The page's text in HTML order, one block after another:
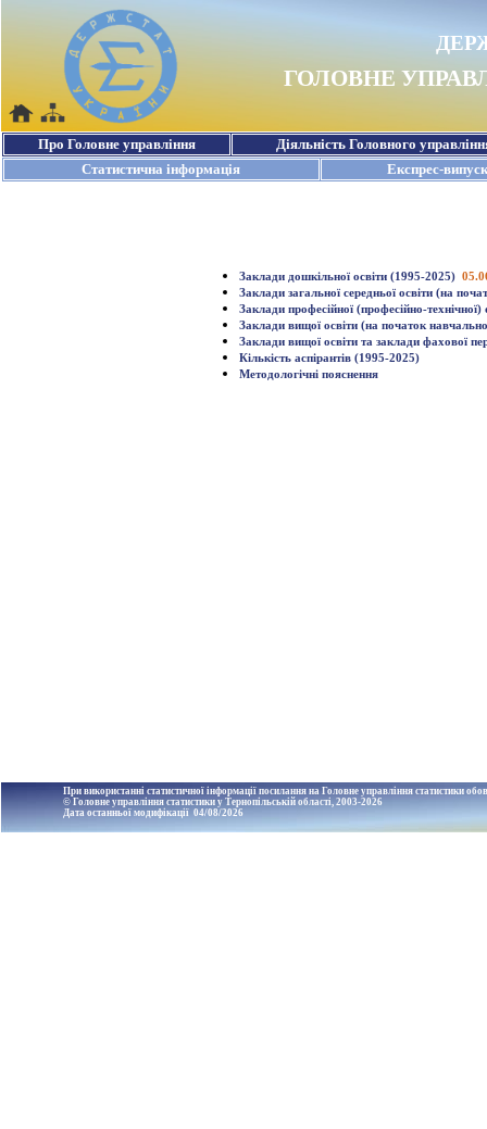
Заклади дошкільної освіти (1995-2025)
Заклади загальної середньої освіти (на
Заклади професійної (професійно-
Заклади вищої освіти (на початок
Заклади вищої освіти та заклади фахової
Кількість аспірантів (1995-2025)
Методологічні пояснення